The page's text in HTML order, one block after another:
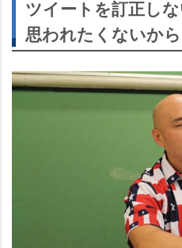
ツイートを訂正し
思われたくないから